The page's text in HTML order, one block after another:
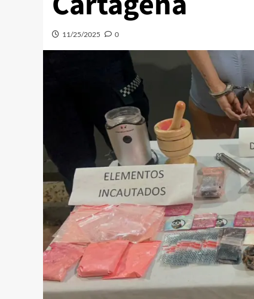
11/25/2025 0